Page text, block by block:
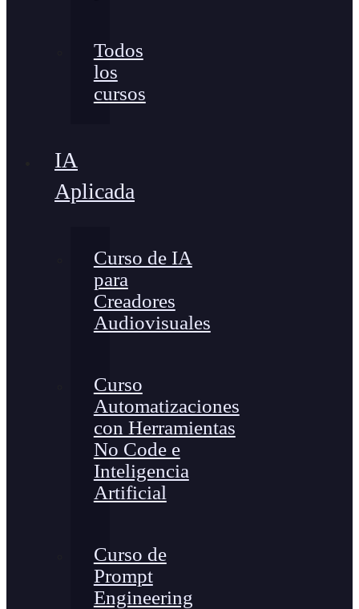
Todos
los
cursos
IA
Aplicada
Curso de IA
para
Creadores
Audiovisuales
Curso
Automatizaciones
con Herramientas
No Code e
Inteligencia
Artificial
Curso de
Prompt
Engineering